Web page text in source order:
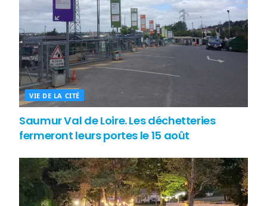
VIE DE LA CITÉ
Saumur Val de Loire. Les déchetteries
fermeront leurs portes le 15 août